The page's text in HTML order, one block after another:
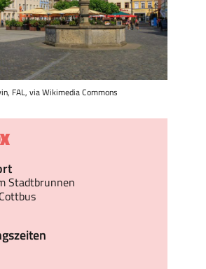
FAL, via Wikimedia Commons
Stadtbrunnen